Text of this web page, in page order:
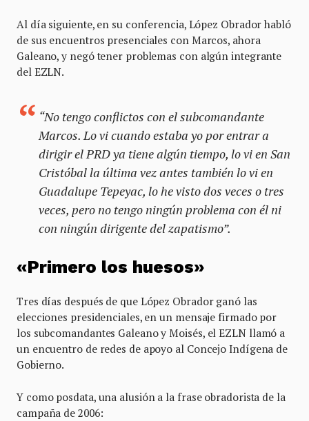
Al día siguiente, en su conferencia, López Obrador habló
de sus encuentros presenciales con Marcos, ahora
Galeano, y negó tener problemas con algún integrante
del EZLN.
“No tengo conflictos con el subcomandante
Marcos. Lo vi cuando estaba yo por entrar a
dirigir el PRD ya tiene algún tiempo, lo vi en San
Cristóbal la última vez antes también lo vi en
Guadalupe Tepeyac, lo he visto dos veces o tres
veces, pero no tengo ningún problema con él ni
con ningún dirigente del zapatismo”.
«Primero los huesos»
Tres días después de que López Obrador ganó las
elecciones presidenciales, en un mensaje firmado por
los subcomandantes Galeano y Moisés, el EZLN llamó a
un encuentro de redes de apoyo al Concejo Indígena de
Gobierno.
Y como posdata, una alusión a la frase obradorista de la
campaña de 2006: